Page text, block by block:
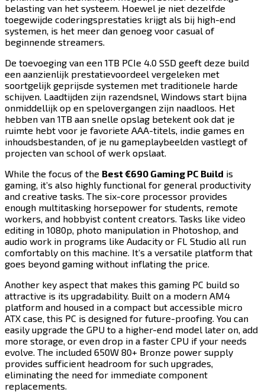
belasting van het systeem. Hoewel je niet dezelfde
toegewijde coderingsprestaties krijgt als bij high-end
systemen, is het meer dan genoeg voor casual of
beginnende streamers.​​​​‌ ‍ ​‍​‍‌‍ ‌ ​‍‌‍‍‌‌‍‌ ‌‍‍‌‌‍ ‍​‍​‍​ ‍‍​‍​‍‌ ​ ‌‍​‌‌‍ ‍‌‍‍‌‌ ‌​‌ ‍‌​‍ ‍‌‍‍‌‌‍ ​‍​‍​‍ ​​‍​‍‌‍‍​‌ ​‍‌‍‌‌‌‍‌‍​‍​‍​ ‍‍​‍​‍​‍ ‌‍​‌‌‍‌​‌‍ ‌‌‍‍‌‌‍ ‍​‍ ‌‍‍‌‌‍ ‍‌ ‌​‌‍‌‌‌‍ ‍‌ ‌​​‍ ‌‍‌‌‌‍‌​‌‍‍‌‌ ‌​​‍ ‌‍ ‌‌‍ ‌‍‌​‌‍‌‌​ ‌‌ ​​‌ ​‍‌‍‌‌‌ ​ ‌‍‌‌‌‍ ‍‌ ‌​‌‍​‌‌ ‌​‌‍‍‌‌‍ ‌‍ ‍​ ‍ ‌‍‍‌‌‍‌​​ ‌​ ‌​​ ‌ ​ ‌ ‌‍​‌​ ​‌​ ‌‍​ ‌​​ ​ ​‍ ‌​ ‍‌​ ​‍‌‍​‍‌‍‌​​‍ ‌​ ‌​​ ‌‍​ ​​​ ​ ​‍ ‌‌‍​‍​ ‍​​ ​‌​ ‌‍​‍ ‌​ ​‌​ ​‌​ ‌‍‌‍‌​​ ‌‌‌‍‌‍‌‍​ ​ ​‍​ ​ ‌‍‌‍​ ‍​​ ‍‌​ ‍ ‌ ‌​‌ ‍‌‌ ​​‌‍‌‌​ ‌‌‍​‍‌ ‌‌‌‍‍‌‌‍ ​‌‍‌​​ ‍ ‌ ​​‌‍​‌‌ ‌​‌‍‍​​ ‌‌‍‍‌​ ​‌​ ‍​‌‍ ‍‌‌ ‌‍ ​‌‍ ‌‍ ‍‌‍‌ ‌‌ ‌‍‌​‌‍‌‌‌ ​ ‌‍​ ​‍‌‌​ ‌‌‌​​‍‌‌ ‌‍‍ ‌‍‌‌‌ ‍‌​‍‌‌​ ​ ‌​‌​​‍‌‌​ ​ ‌​‌​​‍‌‌​ ​‍​ ​‍‌‍ ‍‌‍ ​​‍‌‌​ ​‍​ ​‍​‍‌‌​ ‌‌‌​‌​​‍ ‍‌ ‌‍‌‍​‌‌‍ ​‌ ‌‌‌‍‌‌​‍‌‌​ ‌‌‌​​‍‌‌ ‌‍‍ ‌‍‌‌‌ ‍‌​‍‌‌​ ​ ‌​‌​​‍‌‌​ ​ ‌​‌​​‍‌‌​ ​‍​ ​‍‌‍‌​​ ​‌‌‍​ ‌‍​‍​ ‌‌​ ‌​​ ​‍‌‍‌‍​ ‌​​ ​ ​ ‌‍​ ​​​‍‌‌​ ​‍​ ​‍​‍‌‌​ ‌‌‌​‌​​‍ ‍‌‍​ ‌‍‍​‌‍‍‌‌‍ ​‌‍‌​‌ ​‍‌‍‌‌‌‍ ‍​‍‌‌​ ‌‌‌​​‍‌‌ ‌‍‍ ‌‍‌‌‌ ‍‌​‍‌‌​ ​ ‌​‌​​‍‌‌​ ​ ‌​‌​​‍‌‌​ ​‍​ ​‍‌‍‌‍​ ‌​​ ‌‌​ ‍‌​ ​‌​ ​‍‌‍​ ​ ​​​ ‌‌‌‍‌‍​ ‌‍‌‍​‍​‍‌‌​ ​‍​ ​‍​‍‌‌​ ‌‌‌​‌​​‍ ‍‌ ‌​‌‍‌‌‌ ‍​‌ ‌​​ ‌‍​‍‌‍​‌‌ ​ ‌‍‌‌‌‌‌‌‌ ​‍‌‍ ​​ ‌​‍‌‌​ ​‍‌​‌‍‌‍​‌‌‍‌​‌‍ ‌‌‍‍‌‌‍ ‍​‍‌‍‌‍‍‌‌‍‌​​ ‌​ ‌​​ ‌ ​ ‌ ‌‍​‌​ ​‌​ ‌‍​ ‌​​ ​ ​‍ ‌​ ‍‌​ ​‍‌‍​‍‌‍‌​​‍ ‌​ ‌​​ ‌‍​ ​​​ ​ ​‍ ‌‌‍​‍​ ‍​​ ​‌​ ‌‍​‍ ‌​ ​‌​ ​‌​ ‌‍‌‍‌​​ ‌‌‌‍‌‍‌‍​ ​ ​‍​ ​ ‌‍‌‍​ ‍​​ ‍‌​‍‌‍‌ ‌​‌ ‍‌‌ ​​‌‍‌‌​ ‌‌‍​‍‌ ‌‌‌‍‍‌‌‍ ​‌‍‌​​‍‌‍‌ ​​‌‍​‌‌ ‌​‌‍‍​​ ‌‌‍‍‌​ ​‌​ ‍​‌‍ ‍‌‌ ‌‍ ​‌‍ ‌‍ ‍‌‍‌ ‌‌ ‌‍‌​‌‍‌‌‌ ​ ‌‍​ ​‍‌‌​ ‌‌‌​​‍‌‌ ‌‍‍ ‌‍‌‌‌ ‍‌​‍‌‌​ ​ ‌​‌​​‍‌‌​ ​ ‌​‌​​‍‌‌​ ​‍​ ​‍‌‍ ‍‌‍ ​​‍‌‌​ ​‍​ ​‍​‍‌‌​ ‌‌‌​‌​​‍ ‍‌ ‌‍‌‍​‌‌‍ ​‌ ‌‌‌‍‌‌​‍‌‌​ ‌‌‌​​‍‌‌ ‌‍‍ ‌‍‌‌‌ ‍‌​‍‌‌​ ​ ‌​‌​​‍‌‌​ ​ ‌​‌​​‍‌‌​ ​‍​ ​‍‌‍‌​​ ​‌‌‍​ ‌‍​‍​ ‌‌​ ‌​​ ​‍‌‍‌‍​ ‌​​ ​ ​ ‌‍​ ​​​‍‌‌​ ​‍​ ​‍​‍‌‌​ ‌‌‌​‌​​‍ ‍‌‍​ ‌‍‍​‌‍‍‌‌‍ ​‌‍‌​‌ ​‍‌‍‌‌‌‍ ‍​‍‌‌​ ‌‌‌​​‍‌‌ ‌‍‍ ‌‍‌‌‌ ‍‌​‍‌‌​ ​ ‌​‌​​‍‌‌​ ​ ‌​‌​​‍‌‌​ ​‍​ ​‍‌‍‌‍​ ‌​​ ‌‌​ ‍‌​ ​‌​ ​‍‌‍​ ​ ​​​ ‌‌‌‍‌‍​ ‌‍‌‍​‍​‍‌‌​ ​‍​ ​‍​‍‌‌​ ‌‌‌​‌​​‍ ‍‌ ‌​‌‍‌‌‌ ‍​‌ ‌​​‍‌‍‌ ​​‌‍‌‌‌ ​‍‌ ​ ‌ ​​‌‍‌‌‌‍​ ‌ ‌​‌‍‍‌‌ ‌‍‌‍‌‌​ ‌‌ ​​‌ ‌‌‌‍​‍‌‍ ​‌‍‍‌‌ ​ ‌‍‍​‌‍‌‌‌‍‌​​‍​‍‌ ‌
De toevoeging van een 1TB PCIe 4.0 SSD geeft deze build
een aanzienlijk prestatievoordeel vergeleken met
soortgelijk geprijsde systemen met traditionele harde
schijven. Laadtijden zijn razendsnel, Windows start bijna
onmiddellijk op en spelovergangen zijn naadloos. Het
hebben van 1TB aan snelle opslag betekent ook dat je
ruimte hebt voor je favoriete AAA-titels, indie games en
inhoudsbestanden, of je nu gameplaybeelden vastlegt of
projecten van school of werk opslaat.​​​​‌ ‍ ​‍​‍‌‍ ‌ ​‍‌‍‍‌‌‍‌ ‌‍‍‌‌‍ ‍​‍​‍​ ‍‍​‍​‍‌ ​ ‌‍​‌‌‍ ‍‌‍‍‌‌ ‌​‌ ‍‌​‍ ‍‌‍‍‌‌‍ ​‍​‍​‍ ​​‍​‍‌‍‍​‌ ​‍‌‍‌‌‌‍‌‍​‍​‍​ ‍‍​‍​‍​‍ ‌‍​‌‌‍‌​‌‍ ‌‌‍‍‌‌‍ ‍​‍ ‌‍‍‌‌‍ ‍‌ ‌​‌‍‌‌‌‍ ‍‌ ‌​​‍ ‌‍‌‌‌‍‌​‌‍‍‌‌ ‌​​‍ ‌‍ ‌‌‍ ‌‍‌​‌‍‌‌​ ‌‌ ​​‌ ​‍‌‍‌‌‌ ​ ‌‍‌‌‌‍ ‍‌ ‌​‌‍​‌‌ ‌​‌‍‍‌‌‍ ‌‍ ‍​ ‍ ‌‍‍‌‌‍‌​​ ‌​ ‌​​ ‌ ​ ‌ ‌‍​‌​ ​‌​ ‌‍​ ‌​​ ​ ​‍ ‌​ ‍‌​ ​‍‌‍​‍‌‍‌​​‍ ‌​ ‌​​ ‌‍​ ​​​ ​ ​‍ ‌‌‍​‍​ ‍​​ ​‌​ ‌‍​‍ ‌​ ​‌​ ​‌​ ‌‍‌‍‌​​ ‌‌‌‍‌‍‌‍​ ​ ​‍​ ​ ‌‍‌‍​ ‍​​ ‍‌​ ‍ ‌ ‌​‌ ‍‌‌ ​​‌‍‌‌​ ‌‌‍​‍‌ ‌‌‌‍‍‌‌‍ ​‌‍‌​​ ‍ ‌ ​​‌‍​‌‌ ‌​‌‍‍​​ ‌‌‍‍‌​ ​‌​ ‍​‌‍ ‍‌‌ ‌‍ ​‌‍ ‌‍ ‍‌‍‌ ‌‌ ‌‍‌​‌‍‌‌‌ ​ ‌‍​ ​‍‌‌​ ‌‌‌​​‍‌‌ ‌‍‍ ‌‍‌‌‌ ‍‌​‍‌‌​ ​ ‌​‌​​‍‌‌​ ​ ‌​‌​​‍‌‌​ ​‍​ ​‍‌‍ ‍‌‍ ​​‍‌‌​ ​‍​ ​‍​‍‌‌​ ‌‌‌​‌​​‍ ‍‌ ‌‍‌‍​‌‌‍ ​‌ ‌‌‌‍‌‌​‍‌‌​ ‌‌‌​​‍‌‌ ‌‍‍ ‌‍‌‌‌ ‍‌​‍‌‌​ ​ ‌​‌​​‍‌‌​ ​ ‌​‌​​‍‌‌​ ​‍​ ​‍​ ‌‍​ ​​​ ‌​​ ​‍​ ​‌​ ‌ ​ ‍​​ ‌ ​ ​ ​ ‍​‌‍​ ‌‍​ ​‍‌‌​ ​‍​ ​‍​‍‌‌​ ‌‌‌​‌​​‍ ‍‌‍​ ‌‍‍​‌‍‍‌‌‍ ​‌‍‌​‌ ​‍‌‍‌‌‌‍ ‍​‍‌‌​ ‌‌‌​​‍‌‌ ‌‍‍ ‌‍‌‌‌ ‍‌​‍‌‌​ ​ ‌​‌​​‍‌‌​ ​ ‌​‌​​‍‌‌​ ​‍​ ​‍​ ​ ‌‍‌‍​ ‌ ​ ‍​​ ​ ‌‍‌‌​ ​‍​ ​​​ ‌​​ ​ ​ ​ ​ ​ ​‍‌‌​ ​‍​ ​‍​‍‌‌​ ‌‌‌​‌​​‍ ‍‌ ‌​‌‍‌‌‌ ‍​‌ ‌​​ ‌‍​‍‌‍​‌‌ ​ ‌‍‌‌‌‌‌‌‌ ​‍‌‍ ​​ ‌​‍‌‌​ ​‍‌​‌‍‌‍​‌‌‍‌​‌‍ ‌‌‍‍‌‌‍ ‍​‍‌‍‌‍‍‌‌‍‌​​ ‌​ ‌​​ ‌ ​ ‌ ‌‍​‌​ ​‌​ ‌‍​ ‌​​ ​ ​‍ ‌​ ‍‌​ ​‍‌‍​‍‌‍‌​​‍ ‌​ ‌​​ ‌‍​ ​​​ ​ ​‍ ‌‌‍​‍​ ‍​​ ​‌​ ‌‍​‍ ‌​ ​‌​ ​‌​ ‌‍‌‍‌​​ ‌‌‌‍‌‍‌‍​ ​ ​‍​ ​ ‌‍‌‍​ ‍​​ ‍‌​‍‌‍‌ ‌​‌ ‍‌‌ ​​‌‍‌‌​ ‌‌‍​‍‌ ‌‌‌‍‍‌‌‍ ​‌‍‌​​‍‌‍‌ ​​‌‍​‌‌ ‌​‌‍‍​​ ‌‌‍‍‌​ ​‌​ ‍​‌‍ ‍‌‌ ‌‍ ​‌‍ ‌‍ ‍‌‍‌ ‌‌ ‌‍‌​‌‍‌‌‌ ​ ‌‍​ ​‍‌‌​ ‌‌‌​​‍‌‌ ‌‍‍ ‌‍‌‌‌ ‍‌​‍‌‌​ ​ ‌​‌​​‍‌‌​ ​ ‌​‌​​‍‌‌​ ​‍​ ​‍‌‍ ‍‌‍ ​​‍‌‌​ ​‍​ ​‍​‍‌‌​ ‌‌‌​‌​​‍ ‍‌ ‌‍‌‍​‌‌‍ ​‌ ‌‌‌‍‌‌​‍‌‌​ ‌‌‌​​‍‌‌ ‌‍‍ ‌‍‌‌‌ ‍‌​‍‌‌​ ​ ‌​‌​​‍‌‌​ ​ ‌​‌​​‍‌‌​ ​‍​ ​‍​ ‌‍​ ​​​ ‌​​ ​‍​ ​‌​ ‌ ​ ‍​​ ‌ ​ ​ ​ ‍​‌‍​ ‌‍​ ​‍‌‌​ ​‍​ ​‍​‍‌‌​ ‌‌‌​‌​​‍ ‍‌‍​ ‌‍‍​‌‍‍‌‌‍ ​‌‍‌​‌ ​‍‌‍‌‌‌‍ ‍​‍‌‌​ ‌‌‌​​‍‌‌ ‌‍‍ ‌‍‌‌‌ ‍‌​‍‌‌​ ​ ‌​‌​​‍‌‌​ ​ ‌​‌​​‍‌‌​ ​‍​ ​‍​ ​ ‌‍‌‍​ ‌ ​ ‍​​ ​ ‌‍‌‌​ ​‍​ ​​​ ‌​​ ​ ​ ​ ​ ​ ​‍‌‌​ ​‍​ ​‍​‍‌‌​ ‌‌‌​‌​​‍ ‍‌ ‌​‌‍‌‌‌ ‍​‌ ‌​​‍‌‍‌ ​​‌‍‌‌‌ ​‍‌ ​ ‌ ​​‌‍‌‌‌‍​ ‌ ‌​‌‍‍‌‌ ‌‍‌‍‌‌​ ‌‌ ​​‌ ‌‌‌‍​‍‌‍ ​‌‍‍‌‌ ​ ‌‍‍​‌‍‌‌‌‍‌​​‍​‍‌ ‌
While the focus of the ​​​​‌ ‍ ​‍​‍‌‍ ‌ ​‍‌‍‍‌‌‍‌ ‌‍‍‌‌‍ ‍​‍​‍​ ‍‍​‍​‍‌ ​ ‌‍​‌‌‍ ‍‌‍‍‌‌ ‌​‌ ‍‌​‍ ‍‌‍‍‌‌‍ ​‍​‍​‍ ​​‍​‍‌‍‍​‌ ​‍‌‍‌‌‌‍‌‍​‍​‍​ ‍‍​‍​‍​‍ ‌‍​‌‌‍‌​‌‍ ‌‌‍‍‌‌‍ ‍​‍ ‌‍‍‌‌‍ ‍‌ ‌​‌‍‌‌‌‍ ‍‌ ‌​​‍ ‌‍‌‌‌‍‌​‌‍‍‌‌ ‌​​‍ ‌‍ ‌‌‍ ‌‍‌​‌‍‌‌​ ‌‌ ​​‌ ​‍‌‍‌‌‌ ​ ‌‍‌‌‌‍ ‍‌ ‌​‌‍​‌‌ ‌​‌‍‍‌‌‍ ‌‍ ‍​ ‍ ‌‍‍‌‌‍‌​​ ‌​ ‌​​ ‌ ​ ‌ ‌‍​‌​ ​‌​ ‌‍​ ‌​​ ​ ​‍ ‌​ ‍‌​ ​‍‌‍​‍‌‍‌​​‍ ‌​ ‌​​ ‌‍​ ​​​ ​ ​‍ ‌‌‍​‍​ ‍​​ ​‌​ ‌‍​‍ ‌​ ​‌​ ​‌​ ‌‍‌‍‌​​ ‌‌‌‍‌‍‌‍​ ​ ​‍​ ​ ‌‍‌‍​ ‍​​ ‍‌​ ‍ ‌ ‌​‌ ‍‌‌ ​​‌‍‌‌​ ‌‌‍​‍‌ ‌‌‌‍‍‌‌‍ ​‌‍‌​​ ‍ ‌ ​​‌‍​‌‌ ‌​‌‍‍​​ ‌‌‍‍‌​ ​‌​ ‍​‌‍ ‍‌‌ ‌‍ ​‌‍ ‌‍ ‍‌‍‌ ‌‌ ‌‍‌​‌‍‌‌‌ ​ ‌‍​ ​‍‌‌​ ‌‌‌​​‍‌‌ ‌‍‍ ‌‍‌‌‌ ‍‌​‍‌‌​ ​ ‌​‌​​‍‌‌​ ​ ‌​‌​​‍‌‌​ ​‍​ ​‍‌‍ ‍‌‍ ​​‍‌‌​ ​‍​ ​‍​‍‌‌​ ‌‌‌​‌​​‍ ‍‌ ‌‍‌‍​‌‌‍ ​‌ ‌‌‌‍‌‌​‍‌‌​ ‌‌‌​​‍‌‌ ‌‍‍ ‌‍‌‌‌ ‍‌​‍‌‌​ ​ ‌​‌​​‍‌‌​ ​ ‌​‌​​‍‌‌​ ​‍​ ​‍‌‍‌‌​ ‍​​ ‌‍​ ​‌​ ‌‍‌‍​‍‌‍​‍​ ​‌‌‍​ ​ ‌‍​ ‌​​ ​‍​‍‌‌​ ​‍​ ​‍​‍‌‌​ ‌‌‌​‌​​‍ ‍‌‍​ ‌‍‍​‌‍‍‌‌‍ ​‌‍‌​‌ ​‍‌‍‌‌‌‍ ‍​‍‌‌​ ‌‌‌​​‍‌‌ ‌‍‍ ‌‍‌‌‌ ‍‌​‍‌‌​ ​ ‌​‌​​‍‌‌​ ​ ‌​‌​​‍‌‌​ ​‍​ ​‍​ ​‍​ ​ ‌‍‌​‌‍​‍‌‍‌‌​ ‍​‌‍​‌​ ​‌​ ​​​ ​ ‌‍‌‍‌‍​ ​‍‌‌​ ​‍​ ​‍​‍‌‌​ ‌‌‌​‌​​‍ ‍‌ ‌​‌‍‌‌‌ ‍​‌ ‌​​ ‌‍​‍‌‍​‌‌ ​ ‌‍‌‌‌‌‌‌‌ ​‍‌‍ ​​ ‌​‍‌‌​ ​‍‌​‌‍‌‍​‌‌‍‌​‌‍ ‌‌‍‍‌‌‍ ‍​‍‌‍‌‍‍‌‌‍‌​​ ‌​ ‌​​ ‌ ​ ‌ ‌‍​‌​ ​‌​ ‌‍​ ‌​​ ​ ​‍ ‌​ ‍‌​ ​‍‌‍​‍‌‍‌​​‍ ‌​ ‌​​ ‌‍​ ​​​ ​ ​‍ ‌‌‍​‍​ ‍​​ ​‌​ ‌‍​‍ ‌​ ​‌​ ​‌​ ‌‍‌‍‌​​ ‌‌‌‍‌‍‌‍​ ​ ​‍​ ​ ‌‍‌‍​ ‍​​ ‍‌​‍‌‍‌ ‌​‌ ‍‌‌ ​​‌‍‌‌​ ‌‌‍​‍‌ ‌‌‌‍‍‌‌‍ ​‌‍‌​​‍‌‍‌ ​​‌‍​‌‌ ‌​‌‍‍​​ ‌‌‍‍‌​ ​‌​ ‍​‌‍ ‍‌‌ ‌‍ ​‌‍ ‌‍ ‍‌‍‌ ‌‌ ‌‍‌​‌‍‌‌‌ ​ ‌‍​ ​‍‌‌​ ‌‌‌​​‍‌‌ ‌‍‍ ‌‍‌‌‌ ‍‌​‍‌‌​ ​ ‌​‌​​‍‌‌​ ​ ‌​‌​​‍‌‌​ ​‍​ ​‍‌‍ ‍‌‍ ​​‍‌‌​ ​‍​ ​‍​‍‌‌​ ‌‌‌​‌​​‍ ‍‌ ‌‍‌‍​‌‌‍ ​‌ ‌‌‌‍‌‌​‍‌‌​ ‌‌‌​​‍‌‌ ‌‍‍ ‌‍‌‌‌ ‍‌​‍‌‌​ ​ ‌​‌​​‍‌‌​ ​ ‌​‌​​‍‌‌​ ​‍​ ​‍‌‍‌‌​ ‍​​ ‌‍​ ​‌​ ‌‍‌‍​‍‌‍​‍​ ​‌‌‍​ ​ ‌‍​ ‌​​ ​‍​‍‌‌​ ​‍​ ​‍​‍‌‌​ ‌‌‌​‌​​‍ ‍‌‍​ ‌‍‍​‌‍‍‌‌‍ ​‌‍‌​‌ ​‍‌‍‌‌‌‍ ‍​‍‌‌​ ‌‌‌​​‍‌‌ ‌‍‍ ‌‍‌‌‌ ‍‌​‍‌‌​ ​ ‌​‌​​‍‌‌​ ​ ‌​‌​​‍‌‌​ ​‍​ ​‍​ ​‍​ ​ ‌‍‌​‌‍​‍‌‍‌‌​ ‍​‌‍​‌​ ​‌​ ​​​ ​ ‌‍‌‍‌‍​ ​‍‌‌​ ​‍​ ​‍​‍‌‌​ ‌‌‌​‌​​‍ ‍‌ ‌​‌‍‌‌‌ ‍​‌ ‌​​‍‌‍‌ ​​‌‍‌‌‌ ​‍‌ ​ ‌ ​​‌‍‌‌‌‍​ ‌ ‌​‌‍‍‌‌ ‌‍‌‍‌‌​ ‌‌ ​​‌ ‌‌‌‍​‍‌‍ ​‌‍‍‌‌ ​ ‌‍‍​‌‍‌‌‌‍‌​​‍​‍‌ ‌ Best €690 Gaming PC Build​​​​‌ ‍ ​‍​‍‌‍ ‌ ​‍‌‍‍‌‌‍‌ ‌‍‍‌‌‍ ‍​‍​‍​ ‍‍​‍​‍‌ ​ ‌‍​‌‌‍ ‍‌‍‍‌‌ ‌​‌ ‍‌​‍ ‍‌‍‍‌‌‍ ​‍​‍​‍ ​​‍​‍‌‍‍​‌ ​‍‌‍‌‌‌‍‌‍​‍​‍​ ‍‍​‍​‍​‍ ‌‍​‌‌‍‌​‌‍ ‌‌‍‍‌‌‍ ‍​‍ ‌‍‍‌‌‍ ‍‌ ‌​‌‍‌‌‌‍ ‍‌ ‌​​‍ ‌‍‌‌‌‍‌​‌‍‍‌‌ ‌​​‍ ‌‍ ‌‌‍ ‌‍‌​‌‍‌‌​ ‌‌ ​​‌ ​‍‌‍‌‌‌ ​ ‌‍‌‌‌‍ ‍‌ ‌​‌‍​‌‌ ‌​‌‍‍‌‌‍ ‌‍ ‍​ ‍ ‌‍‍‌‌‍‌​​ ‌​ ‌​​ ‌ ​ ‌ ‌‍​‌​ ​‌​ ‌‍​ ‌​​ ​ ​‍ ‌​ ‍‌​ ​‍‌‍​‍‌‍‌​​‍ ‌​ ‌​​ ‌‍​ ​​​ ​ ​‍ ‌‌‍​‍​ ‍​​ ​‌​ ‌‍​‍ ‌​ ​‌​ ​‌​ ‌‍‌‍‌​​ ‌‌‌‍‌‍‌‍​ ​ ​‍​ ​ ‌‍‌‍​ ‍​​ ‍‌​ ‍ ‌ ‌​‌ ‍‌‌ ​​‌‍‌‌​ ‌‌‍​‍‌ ‌‌‌‍‍‌‌‍ ​‌‍‌​​ ‍ ‌ ​​‌‍​‌‌ ‌​‌‍‍​​ ‌‌‍‍‌​ ​‌​ ‍​‌‍ ‍‌‌ ‌‍ ​‌‍ ‌‍ ‍‌‍‌ ‌‌ ‌‍‌​‌‍‌‌‌ ​ ‌‍​ ​‍‌‌​ ‌‌‌​​‍‌‌ ‌‍‍ ‌‍‌‌‌ ‍‌​‍‌‌​ ​ ‌​‌​​‍‌‌​ ​ ‌​‌​​‍‌‌​ ​‍​ ​‍‌‍ ‍‌‍ ​​‍‌‌​ ​‍​ ​‍​‍‌‌​ ‌‌‌​‌​​‍ ‍‌ ‌‍‌‍​‌‌‍ ​‌ ‌‌‌‍‌‌​‍‌‌​ ‌‌‌​​‍‌‌ ‌‍‍ ‌‍‌‌‌ ‍‌​‍‌‌​ ​ ‌​‌​​‍‌‌​ ​ ‌​‌​​‍‌‌​ ​‍​ ​‍‌‍‌‌​ ‍​​ ‌‍​ ​‌​ ‌‍‌‍​‍‌‍​‍​ ​‌‌‍​ ​ ‌‍​ ‌​​ ​‍​‍‌‌​ ​‍​ ​‍​‍‌‌​ ‌‌‌​‌​​‍ ‍‌‍​ ‌‍‍​‌‍‍‌‌‍ ​‌‍‌​‌ ​‍‌‍‌‌‌‍ ‍​‍‌‌​ ‌‌‌​​‍‌‌ ‌‍‍ ‌‍‌‌‌ ‍‌​‍‌‌​ ​ ‌​‌​​‍‌‌​ ​ ‌​‌​​‍‌‌​ ​‍​ ​‍​ ​‌​ ‍‌‌‍‌‌‌‍‌‍‌‍‌​​ ​​​ ‌ ‌‍‌‌​ ‍‌‌‍‌‌​ ​​​ ​ ​‍‌‌​ ​‍​ ​‍​‍‌‌​ ‌‌‌​‌​​‍ ‍‌ ‌​‌‍‌‌‌ ‍​‌ ‌​​ ‌‍​‍‌‍​‌‌ ​ ‌‍‌‌‌‌‌‌‌ ​‍‌‍ ​​ ‌​‍‌‌​ ​‍‌​‌‍‌‍​‌‌‍‌​‌‍ ‌‌‍‍‌‌‍ ‍​‍‌‍‌‍‍‌‌‍‌​​ ‌​ ‌​​ ‌ ​ ‌ ‌‍​‌​ ​‌​ ‌‍​ ‌​​ ​ ​‍ ‌​ ‍‌​ ​‍‌‍​‍‌‍‌​​‍ ‌​ ‌​​ ‌‍​ ​​​ ​ ​‍ ‌‌‍​‍​ ‍​​ ​‌​ ‌‍​‍ ‌​ ​‌​ ​‌​ ‌‍‌‍‌​​ ‌‌‌‍‌‍‌‍​ ​ ​‍​ ​ ‌‍‌‍​ ‍​​ ‍‌​‍‌‍‌ ‌​‌ ‍‌‌ ​​‌‍‌‌​ ‌‌‍​‍‌ ‌‌‌‍‍‌‌‍ ​‌‍‌​​‍‌‍‌ ​​‌‍​‌‌ ‌​‌‍‍​​ ‌‌‍‍‌​ ​‌​ ‍​‌‍ ‍‌‌ ‌‍ ​‌‍ ‌‍ ‍‌‍‌ ‌‌ ‌‍‌​‌‍‌‌‌ ​ ‌‍​ ​‍‌‌​ ‌‌‌​​‍‌‌ ‌‍‍ ‌‍‌‌‌ ‍‌​‍‌‌​ ​ ‌​‌​​‍‌‌​ ​ ‌​‌​​‍‌‌​ ​‍​ ​‍‌‍ ‍‌‍ ​​‍‌‌​ ​‍​ ​‍​‍‌‌​ ‌‌‌​‌​​‍ ‍‌ ‌‍‌‍​‌‌‍ ​‌ ‌‌‌‍‌‌​‍‌‌​ ‌‌‌​​‍‌‌ ‌‍‍ ‌‍‌‌‌ ‍‌​‍‌‌​ ​ ‌​‌​​‍‌‌​ ​ ‌​‌​​‍‌‌​ ​‍​ ​‍‌‍‌‌​ ‍​​ ‌‍​ ​‌​ ‌‍‌‍​‍‌‍​‍​ ​‌‌‍​ ​ ‌‍​ ‌​​ ​‍​‍‌‌​ ​‍​ ​‍​‍‌‌​ ‌‌‌​‌​​‍ ‍‌‍​ ‌‍‍​‌‍‍‌‌‍ ​‌‍‌​‌ ​‍‌‍‌‌‌‍ ‍​‍‌‌​ ‌‌‌​​‍‌‌ ‌‍‍ ‌‍‌‌‌ ‍‌​‍‌‌​ ​ ‌​‌​​‍‌‌​ ​ ‌​‌​​‍‌‌​ ​‍​ ​‍​ ​‌​ ‍‌‌‍‌‌‌‍‌‍‌‍‌​​ ​​​ ‌ ‌‍‌‌​ ‍‌‌‍‌‌​ ​​​ ​ ​‍‌‌​ ​‍​ ​‍​‍‌‌​ ‌‌‌​‌​​‍ ‍‌ ‌​‌‍‌‌‌ ‍​‌ ‌​​‍‌‍‌ ​​‌‍‌‌‌ ​‍‌ ​ ‌ ​​‌‍‌‌‌‍​ ‌ ‌​‌‍‍‌‌ ‌‍‌‍‌‌​ ‌‌ ​​‌ ‌‌‌‍​‍‌‍ ​‌‍‍‌‌ ​ ‌‍‍​‌‍‌‌‌‍‌​​‍​‍‌ ‌ is
gaming, it’s also highly functional for general productivity
and creative tasks. The six-core processor provides
enough multitasking horsepower for students, remote
workers, and hobbyist content creators. Tasks like video
editing in 1080p, photo manipulation in Photoshop, and
audio work in programs like Audacity or FL Studio all run
comfortably on this machine. It’s a versatile platform that
goes beyond gaming without inflating the price.​​​​‌ ‍ ​‍​‍‌‍ ‌ ​‍‌‍‍‌‌‍‌ ‌‍‍‌‌‍ ‍​‍​‍​ ‍‍​‍​‍‌ ​ ‌‍​‌‌‍ ‍‌‍‍‌‌ ‌​‌ ‍‌​‍ ‍‌‍‍‌‌‍ ​‍​‍​‍ ​​‍​‍‌‍‍​‌ ​‍‌‍‌‌‌‍‌‍​‍​‍​ ‍‍​‍​‍​‍ ‌‍​‌‌‍‌​‌‍ ‌‌‍‍‌‌‍ ‍​‍ ‌‍‍‌‌‍ ‍‌ ‌​‌‍‌‌‌‍ ‍‌ ‌​​‍ ‌‍‌‌‌‍‌​‌‍‍‌‌ ‌​​‍ ‌‍ ‌‌‍ ‌‍‌​‌‍‌‌​ ‌‌ ​​‌ ​‍‌‍‌‌‌ ​ ‌‍‌‌‌‍ ‍‌ ‌​‌‍​‌‌ ‌​‌‍‍‌‌‍ ‌‍ ‍​ ‍ ‌‍‍‌‌‍‌​​ ‌​ ‌​​ ‌ ​ ‌ ‌‍​‌​ ​‌​ ‌‍​ ‌​​ ​ ​‍ ‌​ ‍‌​ ​‍‌‍​‍‌‍‌​​‍ ‌​ ‌​​ ‌‍​ ​​​ ​ ​‍ ‌‌‍​‍​ ‍​​ ​‌​ ‌‍​‍ ‌​ ​‌​ ​‌​ ‌‍‌‍‌​​ ‌‌‌‍‌‍‌‍​ ​ ​‍​ ​ ‌‍‌‍​ ‍​​ ‍‌​ ‍ ‌ ‌​‌ ‍‌‌ ​​‌‍‌‌​ ‌‌‍​‍‌ ‌‌‌‍‍‌‌‍ ​‌‍‌​​ ‍ ‌ ​​‌‍​‌‌ ‌​‌‍‍​​ ‌‌‍‍‌​ ​‌​ ‍​‌‍ ‍‌‌ ‌‍ ​‌‍ ‌‍ ‍‌‍‌ ‌‌ ‌‍‌​‌‍‌‌‌ ​ ‌‍​ ​‍‌‌​ ‌‌‌​​‍‌‌ ‌‍‍ ‌‍‌‌‌ ‍‌​‍‌‌​ ​ ‌​‌​​‍‌‌​ ​ ‌​‌​​‍‌‌​ ​‍​ ​‍‌‍ ‍‌‍ ​​‍‌‌​ ​‍​ ​‍​‍‌‌​ ‌‌‌​‌​​‍ ‍‌ ‌‍‌‍​‌‌‍ ​‌ ‌‌‌‍‌‌​‍‌‌​ ‌‌‌​​‍‌‌ ‌‍‍ ‌‍‌‌‌ ‍‌​‍‌‌​ ​ ‌​‌​​‍‌‌​ ​ ‌​‌​​‍‌‌​ ​‍​ ​‍‌‍‌‌​ ‍​​ ‌‍​ ​‌​ ‌‍‌‍​‍‌‍​‍​ ​‌‌‍​ ​ ‌‍​ ‌​​ ​‍​‍‌‌​ ​‍​ ​‍​‍‌‌​ ‌‌‌​‌​​‍ ‍‌‍​ ‌‍‍​‌‍‍‌‌‍ ​‌‍‌​‌ ​‍‌‍‌‌‌‍ ‍​‍‌‌​ ‌‌‌​​‍‌‌ ‌‍‍ ‌‍‌‌‌ ‍‌​‍‌‌​ ​ ‌​‌​​‍‌‌​ ​ ‌​‌​​‍‌‌​ ​‍​ ​‍‌‍​‍​ ​‌‌‍​‌​ ‌ ​ ​‌‌‍‌‌‌‍‌​‌‍​‌​ ‌‍​ ‌ ‌‍‌​‌‍‌‌​‍‌‌​ ​‍​ ​‍​‍‌‌​ ‌‌‌​‌​​‍ ‍‌ ‌​‌‍‌‌‌ ‍​‌ ‌​​ ‌‍​‍‌‍​‌‌ ​ ‌‍‌‌‌‌‌‌‌ ​‍‌‍ ​​ ‌​‍‌‌​ ​‍‌​‌‍‌‍​‌‌‍‌​‌‍ ‌‌‍‍‌‌‍ ‍​‍‌‍‌‍‍‌‌‍‌​​ ‌​ ‌​​ ‌ ​ ‌ ‌‍​‌​ ​‌​ ‌‍​ ‌​​ ​ ​‍ ‌​ ‍‌​ ​‍‌‍​‍‌‍‌​​‍ ‌​ ‌​​ ‌‍​ ​​​ ​ ​‍ ‌‌‍​‍​ ‍​​ ​‌​ ‌‍​‍ ‌​ ​‌​ ​‌​ ‌‍‌‍‌​​ ‌‌‌‍‌‍‌‍​ ​ ​‍​ ​ ‌‍‌‍​ ‍​​ ‍‌​‍‌‍‌ ‌​‌ ‍‌‌ ​​‌‍‌‌​ ‌‌‍​‍‌ ‌‌‌‍‍‌‌‍ ​‌‍‌​​‍‌‍‌ ​​‌‍​‌‌ ‌​‌‍‍​​ ‌‌‍‍‌​ ​‌​ ‍​‌‍ ‍‌‌ ‌‍ ​‌‍ ‌‍ ‍‌‍‌ ‌‌ ‌‍‌​‌‍‌‌‌ ​ ‌‍​ ​‍‌‌​ ‌‌‌​​‍‌‌ ‌‍‍ ‌‍‌‌‌ ‍‌​‍‌‌​ ​ ‌​‌​​‍‌‌​ ​ ‌​‌​​‍‌‌​ ​‍​ ​‍‌‍ ‍‌‍ ​​‍‌‌​ ​‍​ ​‍​‍‌‌​ ‌‌‌​‌​​‍ ‍‌ ‌‍‌‍​‌‌‍ ​‌ ‌‌‌‍‌‌​‍‌‌​ ‌‌‌​​‍‌‌ ‌‍‍ ‌‍‌‌‌ ‍‌​‍‌‌​ ​ ‌​‌​​‍‌‌​ ​ ‌​‌​​‍‌‌​ ​‍​ ​‍‌‍‌‌​ ‍​​ ‌‍​ ​‌​ ‌‍‌‍​‍‌‍​‍​ ​‌‌‍​ ​ ‌‍​ ‌​​ ​‍​‍‌‌​ ​‍​ ​‍​‍‌‌​ ‌‌‌​‌​​‍ ‍‌‍​ ‌‍‍​‌‍‍‌‌‍ ​‌‍‌​‌ ​‍‌‍‌‌‌‍ ‍​‍‌‌​ ‌‌‌​​‍‌‌ ‌‍‍ ‌‍‌‌‌ ‍‌​‍‌‌​ ​ ‌​‌​​‍‌‌​ ​ ‌​‌​​‍‌‌​ ​‍​ ​‍‌‍​‍​ ​‌‌‍​‌​ ‌ ​ ​‌‌‍‌‌‌‍‌​‌‍​‌​ ‌‍​ ‌ ‌‍‌​‌‍‌‌​‍‌‌​ ​‍​ ​‍​‍‌‌​ ‌‌‌​‌​​‍ ‍‌ ‌​‌‍‌‌‌ ‍​‌ ‌​​‍‌‍‌ ​​‌‍‌‌‌ ​‍‌ ​ ‌ ​​‌‍‌‌‌‍​ ‌ ‌​‌‍‍‌‌ ‌‍‌‍‌‌​ ‌‌ ​​‌ ‌‌‌‍​‍‌‍ ​‌‍‍‌‌ ​ ‌‍‍​‌‍‌‌‌‍‌​​‍​‍‌ ‌
Another key aspect that makes this gaming PC build so
attractive is its upgradability. Built on a modern AM4
platform and housed in a compact but accessible micro
ATX case, this PC is designed for future-proofing. You can
easily upgrade the GPU to a higher-end model later on, add
more storage, or even drop in a faster CPU if your needs
evolve. The included 650W 80+ Bronze power supply
provides sufficient headroom for such upgrades,
eliminating the need for immediate component
replacements.​​​​‌ ‍ ​‍​‍‌‍ ‌ ​‍‌‍‍‌‌‍‌ ‌‍‍‌‌‍ ‍​‍​‍​ ‍‍​‍​‍‌ ​ ‌‍​‌‌‍ ‍‌‍‍‌‌ ‌​‌ ‍‌​‍ ‍‌‍‍‌‌‍ ​‍​‍​‍ ​​‍​‍‌‍‍​‌ ​‍‌‍‌‌‌‍‌‍​‍​‍​ ‍‍​‍​‍​‍ ‌‍​‌‌‍‌​‌‍ ‌‌‍‍‌‌‍ ‍​‍ ‌‍‍‌‌‍ ‍‌ ‌​‌‍‌‌‌‍ ‍‌ ‌​​‍ ‌‍‌‌‌‍‌​‌‍‍‌‌ ‌​​‍ ‌‍ ‌‌‍ ‌‍‌​‌‍‌‌​ ‌‌ ​​‌ ​‍‌‍‌‌‌ ​ ‌‍‌‌‌‍ ‍‌ ‌​‌‍​‌‌ ‌​‌‍‍‌‌‍ ‌‍ ‍​ ‍ ‌‍‍‌‌‍‌​​ ‌​ ‌​​ ‌ ​ ‌ ‌‍​‌​ ​‌​ ‌‍​ ‌​​ ​ ​‍ ‌​ ‍‌​ ​‍‌‍​‍‌‍‌​​‍ ‌​ ‌​​ ‌‍​ ​​​ ​ ​‍ ‌‌‍​‍​ ‍​​ ​‌​ ‌‍​‍ ‌​ ​‌​ ​‌​ ‌‍‌‍‌​​ ‌‌‌‍‌‍‌‍​ ​ ​‍​ ​ ‌‍‌‍​ ‍​​ ‍‌​ ‍ ‌ ‌​‌ ‍‌‌ ​​‌‍‌‌​ ‌‌‍​‍‌ ‌‌‌‍‍‌‌‍ ​‌‍‌​​ ‍ ‌ ​​‌‍​‌‌ ‌​‌‍‍​​ ‌‌‍‍‌​ ​‌​ ‍​‌‍ ‍‌‌ ‌‍ ​‌‍ ‌‍ ‍‌‍‌ ‌‌ ‌‍‌​‌‍‌‌‌ ​ ‌‍​ ​‍‌‌​ ‌‌‌​​‍‌‌ ‌‍‍ ‌‍‌‌‌ ‍‌​‍‌‌​ ​ ‌​‌​​‍‌‌​ ​ ‌​‌​​‍‌‌​ ​‍​ ​‍‌‍ ‍‌‍ ​​‍‌‌​ ​‍​ ​‍​‍‌‌​ ‌‌‌​‌​​‍ ‍‌ ‌‍‌‍​‌‌‍ ​‌ ‌‌‌‍‌‌​‍‌‌​ ‌‌‌​​‍‌‌ ‌‍‍ ‌‍‌‌‌ ‍‌​‍‌‌​ ​ ‌​‌​​‍‌‌​ ​ ‌​‌​​‍‌‌​ ​‍​ ​‍​ ‌‍​ ‍​‌‍‌‍‌‍‌‍‌‍‌‍​ ‍‌​ ​ ​ ‍​​ ​‍‌‍‌​​ ‌‌​ ‌‌​‍‌‌​ ​‍​ ​‍​‍‌‌​ ‌‌‌​‌​​‍ ‍‌‍​ ‌‍‍​‌‍‍‌‌‍ ​‌‍‌​‌ ​‍‌‍‌‌‌‍ ‍​‍‌‌​ ‌‌‌​​‍‌‌ ‌‍‍ ‌‍‌‌‌ ‍‌​‍‌‌​ ​ ‌​‌​​‍‌‌​ ​ ‌​‌​​‍‌‌​ ​‍​ ​‍‌‍‌‌‌‍​‍‌‍​‍​ ​​​ ‌‍​ ​‍‌‍‌‍‌‍‌‌​ ‌ ​ ​‍‌‍​‍‌‍​‍​‍‌‌​ ​‍​ ​‍​‍‌‌​ ‌‌‌​‌​​‍ ‍‌ ‌​‌‍‌‌‌ ‍​‌ ‌​​ ‌‍​‍‌‍​‌‌ ​ ‌‍‌‌‌‌‌‌‌ ​‍‌‍ ​​ ‌​‍‌‌​ ​‍‌​‌‍‌‍​‌‌‍‌​‌‍ ‌‌‍‍‌‌‍ ‍​‍‌‍‌‍‍‌‌‍‌​​ ‌​ ‌​​ ‌ ​ ‌ ‌‍​‌​ ​‌​ ‌‍​ ‌​​ ​ ​‍ ‌​ ‍‌​ ​‍‌‍​‍‌‍‌​​‍ ‌​ ‌​​ ‌‍​ ​​​ ​ ​‍ ‌‌‍​‍​ ‍​​ ​‌​ ‌‍​‍ ‌​ ​‌​ ​‌​ ‌‍‌‍‌​​ ‌‌‌‍‌‍‌‍​ ​ ​‍​ ​ ‌‍‌‍​ ‍​​ ‍‌​‍‌‍‌ ‌​‌ ‍‌‌ ​​‌‍‌‌​ ‌‌‍​‍‌ ‌‌‌‍‍‌‌‍ ​‌‍‌​​‍‌‍‌ ​​‌‍​‌‌ ‌​‌‍‍​​ ‌‌‍‍‌​ ​‌​ ‍​‌‍ ‍‌‌ ‌‍ ​‌‍ ‌‍ ‍‌‍‌ ‌‌ ‌‍‌​‌‍‌‌‌ ​ ‌‍​ ​‍‌‌​ ‌‌‌​​‍‌‌ ‌‍‍ ‌‍‌‌‌ ‍‌​‍‌‌​ ​ ‌​‌​​‍‌‌​ ​ ‌​‌​​‍‌‌​ ​‍​ ​‍‌‍ ‍‌‍ ​​‍‌‌​ ​‍​ ​‍​‍‌‌​ ‌‌‌​‌​​‍ ‍‌ ‌‍‌‍​‌‌‍ ​‌ ‌‌‌‍‌‌​‍‌‌​ ‌‌‌​​‍‌‌ ‌‍‍ ‌‍‌‌‌ ‍‌​‍‌‌​ ​ ‌​‌​​‍‌‌​ ​ ‌​‌​​‍‌‌​ ​‍​ ​‍​ ‌‍​ ‍​‌‍‌‍‌‍‌‍‌‍‌‍​ ‍‌​ ​ ​ ‍​​ ​‍‌‍‌​​ ‌‌​ ‌‌​‍‌‌​ ​‍​ ​‍​‍‌‌​ ‌‌‌​‌​​‍ ‍‌‍​ ‌‍‍​‌‍‍‌‌‍ ​‌‍‌​‌ ​‍‌‍‌‌‌‍ ‍​‍‌‌​ ‌‌‌​​‍‌‌ ‌‍‍ ‌‍‌‌‌ ‍‌​‍‌‌​ ​ ‌​‌​​‍‌‌​ ​ ‌​‌​​‍‌‌​ ​‍​ ​‍‌‍‌‌‌‍​‍‌‍​‍​ ​​​ ‌‍​ ​‍‌‍‌‍‌‍‌‌​ ‌ ​ ​‍‌‍​‍‌‍​‍​‍‌‌​ ​‍​ ​‍​‍‌‌​ ‌‌‌​‌​​‍ ‍‌ ‌​‌‍‌‌‌ ‍​‌ ‌​​‍‌‍‌ ​​‌‍‌‌‌ ​‍‌ ​ ‌ ​​‌‍‌‌‌‍​ ‌ ‌​‌‍‍‌‌ ‌‍‌‍‌‌​ ‌‌ ​​‌ ‌‌‌‍​‍‌‍ ​‌‍‍‌‌ ​ ‌‍‍​‌‍‌‌‌‍‌​​‍​‍‌ ‌